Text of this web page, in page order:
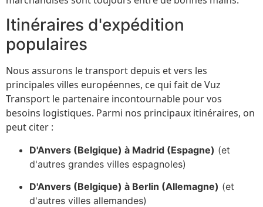
Itinéraires d'expédition
populaires
Nous assurons le transport depuis et vers les
principales villes européennes, ce qui fait de Vuz
Transport le partenaire incontournable pour vos
besoins logistiques. Parmi nos principaux itinéraires, on
peut citer :
D'Anvers (Belgique) à Madrid (Espagne) (et
d'autres grandes villes espagnoles)
D'Anvers (Belgique) à Berlin (Allemagne) (et
d'autres villes allemandes)